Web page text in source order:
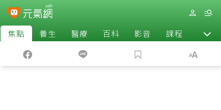
焦點 養生 醫療 百科 影音 課程 退休